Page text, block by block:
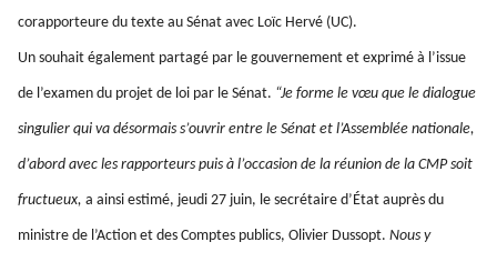
corapporteure du texte au Sénat avec Loïc Hervé (UC).
Un souhait également partagé par le gouvernement et exprimé à l’issue
de l’examen du projet de loi par le Sénat. “Je forme le vœu que le dialogue
singulier qui va désormais s’ouvrir entre le Sénat et l’Assemblée nationale,
d’abord avec les rapporteurs puis à l’occasion de la réunion de la CMP soit
fructueux, a ainsi estimé, jeudi 27 juin, le secrétaire d’État auprès du
ministre de l’Action et des Comptes publics, Olivier Dussopt. Nous y